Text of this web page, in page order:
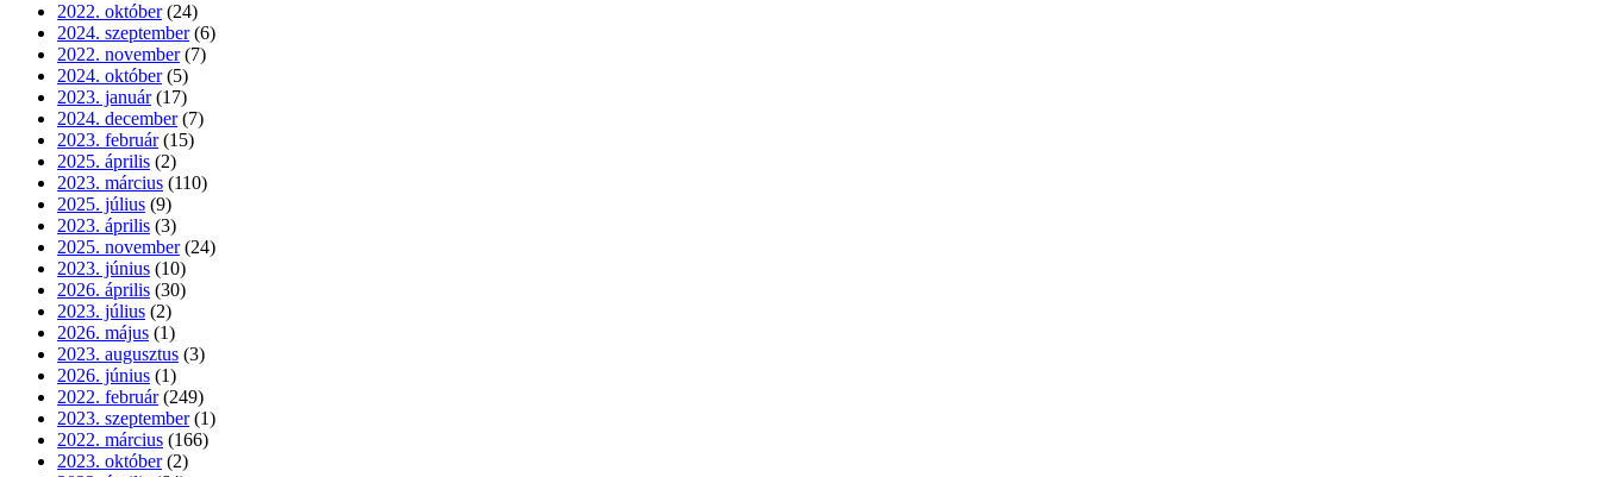
2022. október (24)
2024. szeptember (6)
2022. november (7)
2024. október (5)
2023. január (17)
2024. december (7)
2023. február (15)
2025. április (2)
2023. március (110)
2025. július (9)
2023. április (3)
2025. november (24)
2023. június (10)
2026. április (30)
2023. július (2)
2026. május (1)
2023. augusztus (3)
2026. június (1)
2022. február (249)
2023. szeptember (1)
2022. március (166)
2023. október (2)